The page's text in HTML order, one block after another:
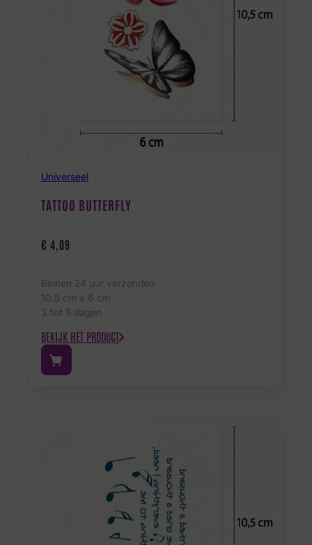
Universeel
TATTOO BUTTERFLY
€ 4,09
Binnen 24 uur verzonden
10.5 cm x 6 cm
3 tot 5 dagen
BEKIJK HET PRODUCT